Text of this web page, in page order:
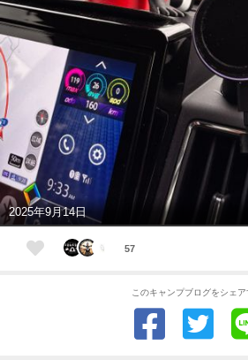
2025年9月14日
57
このキャンプブログをシェア